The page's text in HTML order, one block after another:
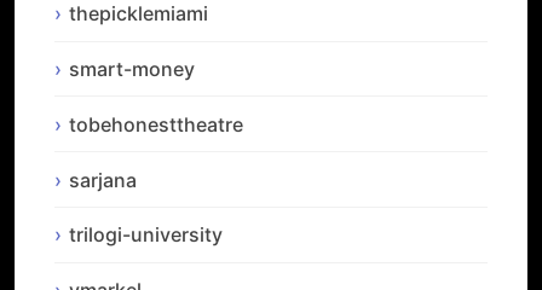
thepicklemiami
smart-money
tobehonesttheatre
sarjana
trilogi-university